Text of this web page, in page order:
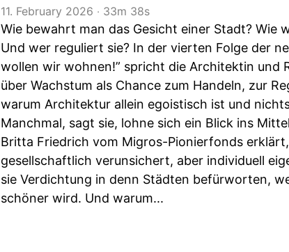
11. February 2026 ‧ 33m 38s
Wie bewahrt man das Gesicht einer Stadt? Wie
Und wer reguliert sie? In der vierten Folge der
wollen wir wohnen!” spricht die Architektin und
über Wachstum als Chance zum Handeln, zur
warum Architektur allein egoistisch ist und
Manchmal, sagt sie, lohne sich ein Blick ins
Britta Friedrich vom Migros-Pionierfonds
gesellschaftlich verunsichert, aber individuell
sie Verdichtung in denn Städten befürworten,
schöner wird. Und warum...